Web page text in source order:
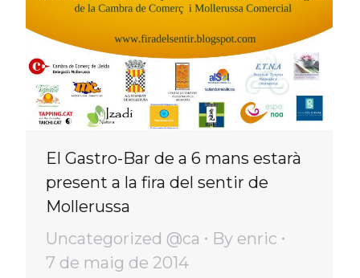
El Gastro-Bar de a 6 mans estarà
present a la fira del sentir de
Mollerussa
Uncategorized @ca
By enric
7 de maig de 2014